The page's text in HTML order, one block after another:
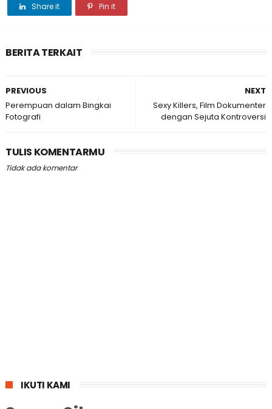
Share it Pin it
BERITA TERKAIT
NEXT
Sexy Killers, Film Dokumenter
dengan Sejuta Kontroversi
PREVIOUS
Perempuan dalam Bingkai
Fotografi
TULIS KOMENTARMU
Tidak ada komentar
IKUTI KAMI